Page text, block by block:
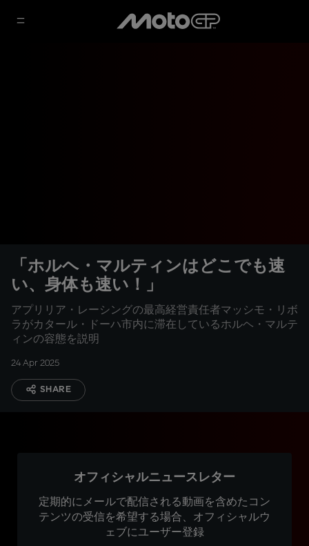
「ホルヘ・マルティンはどこでも速
い、身体も速い！」
アプリリア・レーシングの最高経営責任者マッシモ・リボ
ラがカタール・ドーハ市内に滞在しているホルヘ・マルテ
ィンの容態を説明
24 Apr 2025
SHARE
オフィシャルニュースレター
定期的にメールで配信される動画を含めたコン
テンツの受信を希望する場合、オフィシャルウ
ェブにユーザー登録